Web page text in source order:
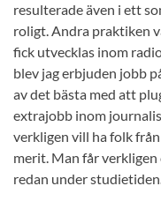
resulterade även i ett
roligt. Andra praktiken
fick utvecklas inom
blev jag erbjuden jobb
av det bästa med att
extrajobb inom
verkligen vill ha folk
merit. Man får
redan under studietiden